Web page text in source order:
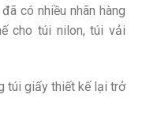
có nhiều nhãn hàng
cho túi nilon, túi vải
túi giấy thiết kế lại trở